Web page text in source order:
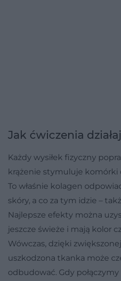
Jak ćwiczenia
Każdy wysiłek fizyczny
krążenie stymuluje
To właśnie kolagen
skóry, a co za tym idzie –
Najlepsze efekty można
jeszcze świeże i mają kolor
Wówczas, dzięki
uszkodzona tkanka może
odbudować. Gdy połączymy